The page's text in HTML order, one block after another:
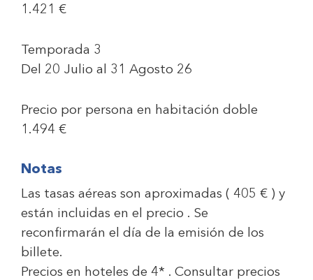
1.421 €
Temporada 3
Del 20 Julio al 31 Agosto 26
Precio por persona en habitación doble
1.494 €
Notas
Las tasas aéreas son aproximadas ( 405 € ) y
están incluidas en el precio . Se
reconfirmarán el día de la emisión de los
billete.
Precios en hoteles de 4* . Consultar precios